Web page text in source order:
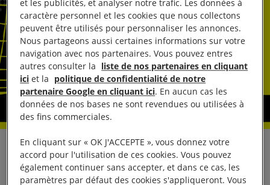
Réagissant à l’annonce selon laquelle le parquet
général de Russie a demandé à la Cour suprême de
et les publicités, et analyser notre trafic. Les données à
caractère personnel et les cookies que nous collectons
peuvent être utilisés pour personnaliser les annonces.
Nous partageons aussi certaines informations sur votre
navigation avec nos partenaires. Vous pouvez entres
autres consulter la liste de nos partenaires en cliquant
ici et la politique de confidentialité de notre
partenaire Google en cliquant ici. En aucun cas les
données de nos bases ne sont revendues ou utilisées à
des fins commerciales.
En cliquant sur « OK J'ACCEPTE », vous donnez votre
accord pour l'utilisation de ces cookies. Vous pouvez
également continuer sans accepter, et dans ce cas, les
paramètres par défaut des cookies s'appliqueront. Vous